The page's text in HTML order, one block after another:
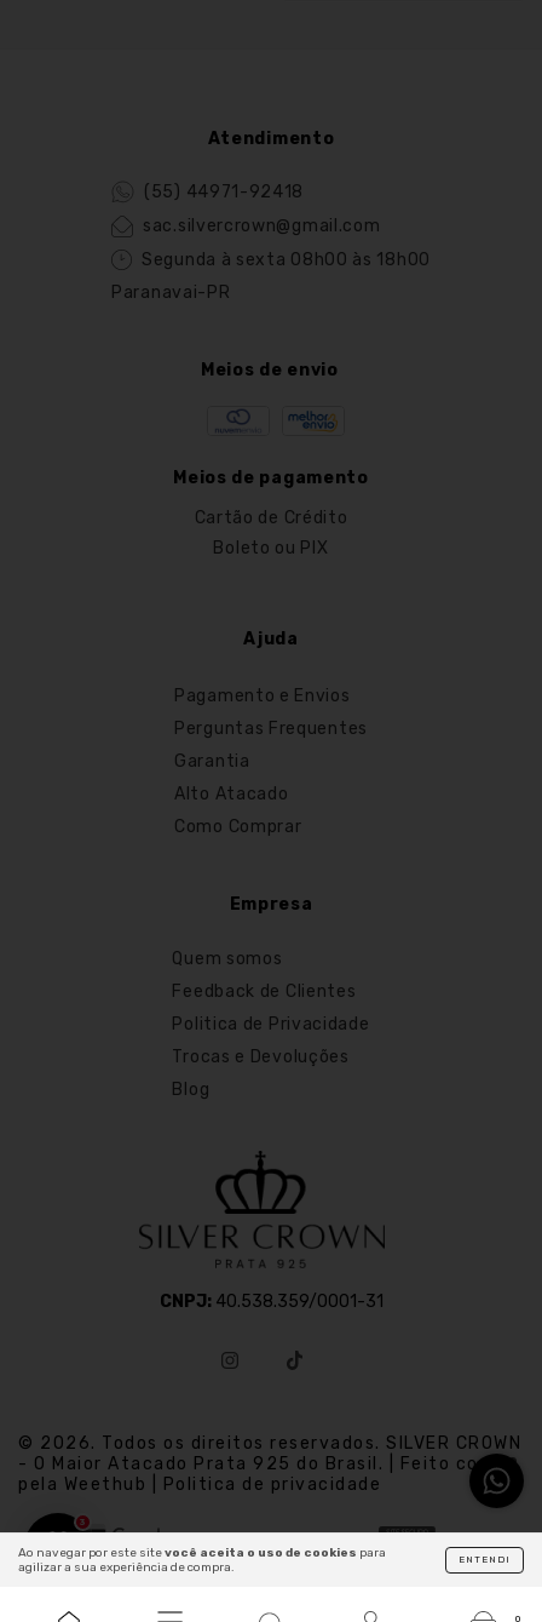
Ao navegar por este sitevocê aceita o uso de cookies para
agilizar a sua experiência de compra.
ENTENDI
0
Atendimento
(55) 44971-92418
sac.silvercrown@gmail.com
Segunda à sexta 08h00 às 18h00
Paranavai-PR
Meios de envio
Meios de pagamento
Cartão de Crédito
Boleto ou PIX
Ajuda
Pagamento e Envios
Perguntas Frequentes
Garantia
Alto Atacado
Como Comprar
Empresa
Quem somos
Feedback de Clientes
Politica de Privacidade
Trocas e Devoluções
Blog
CNPJ: 40.538.359/0001-31
© 2026. Todos os direitos reservados. SILVER CROWN
- O Maior Atacado Prata 925 do Brasil. | Feito com
pela Weethub | Politica de privacidade
3